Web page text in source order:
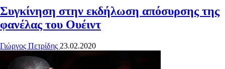
Συγκίνηση στην εκδήλωση απόσυρσης της
φανέλας του Ουέιντ
Γιώργος Πετρίδης 23.02.2020